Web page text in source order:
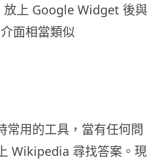
上 Google Widget 後與
面相當類似
用的工具，當有任何問
Wikipedia 尋找答案。現